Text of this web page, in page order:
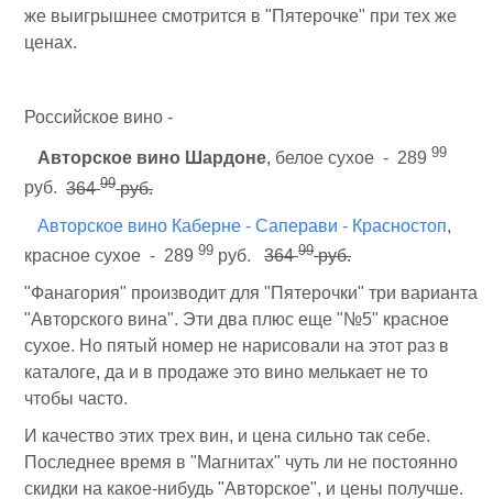
же выигрышнее смотрится в "Пятерочке" при тех же
ценах.
Российское вино -
Авторское вино Шардоне, белое сухое - 289 99
руб. 36499руб.
Авторское вино Каберне - Саперави - Красностоп,
красное сухое - 289 99 руб. 36499руб.
"Фанагория" производит для "Пятерочки" три варианта
"Авторского вина". Эти два плюс еще "№5" красное
сухое. Но пятый номер не нарисовали на этот раз в
каталоге, да и в продаже это вино мелькает не то
чтобы часто.
И качество этих трех вин, и цена сильно так себе.
Последнее время в "Магнитах" чуть ли не постоянно
скидки на какое-нибудь "Авторское", и цены получше.